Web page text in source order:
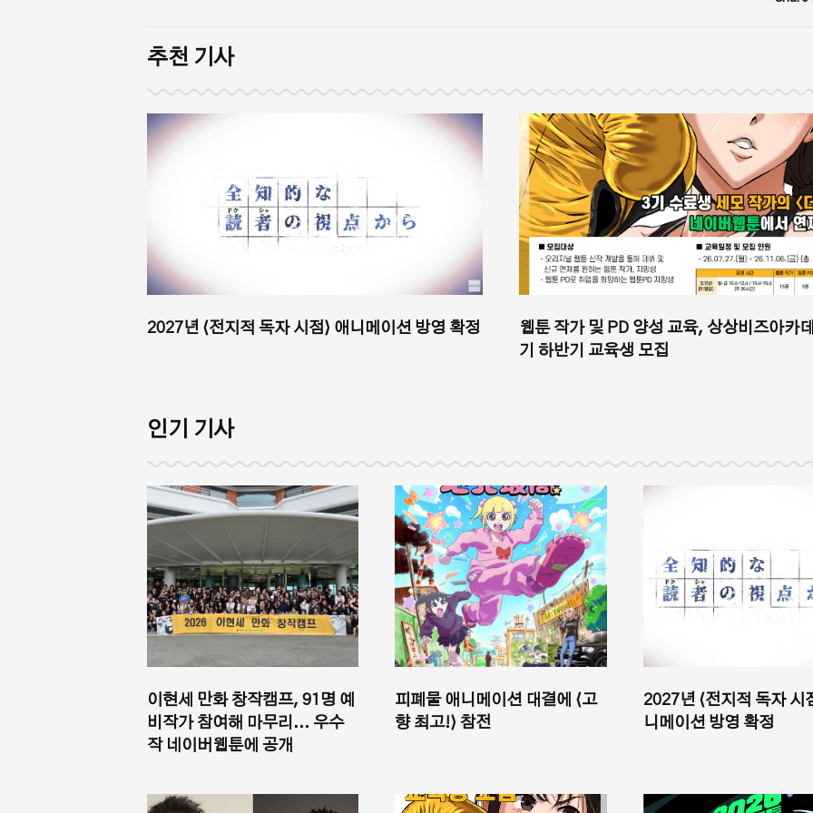
추천 기사
2027년 ⟨전지적 독자 시점⟩ 애니메이션 방영 확정
웹툰 작가 및 PD 양성 교육, 상상비즈아카
기 하반기 교육생 모집
인기 기사
이현세 만화 창작캠프, 91명 예
비작가 참여해 마무리... 우수
작 네이버웹툰에 공개
피폐물 애니메이션 대결에 ⟨고
향 최고!⟩ 참전
2027년 ⟨전지적 독자 시
니메이션 방영 확정